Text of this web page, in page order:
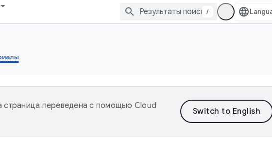
/
страница переведена с помощью Cloud